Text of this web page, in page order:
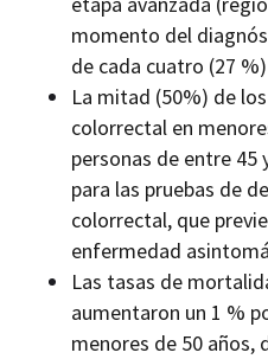
momento del
de cada cuatro (27
La mitad (50%) de
colorrectal en
personas de entre 45
para las pruebas de
colorrectal, que
enfermedad
Las tasas de
aumentaron un 1 %
menores de 50 años,